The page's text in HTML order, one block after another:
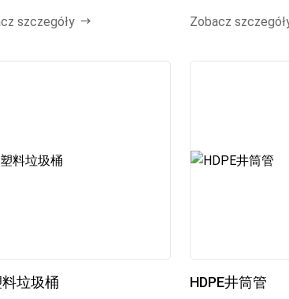
szczegóły Zobacz
垃圾桶 HDPE井筒管